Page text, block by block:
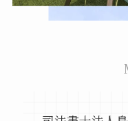
MAIL :
メー